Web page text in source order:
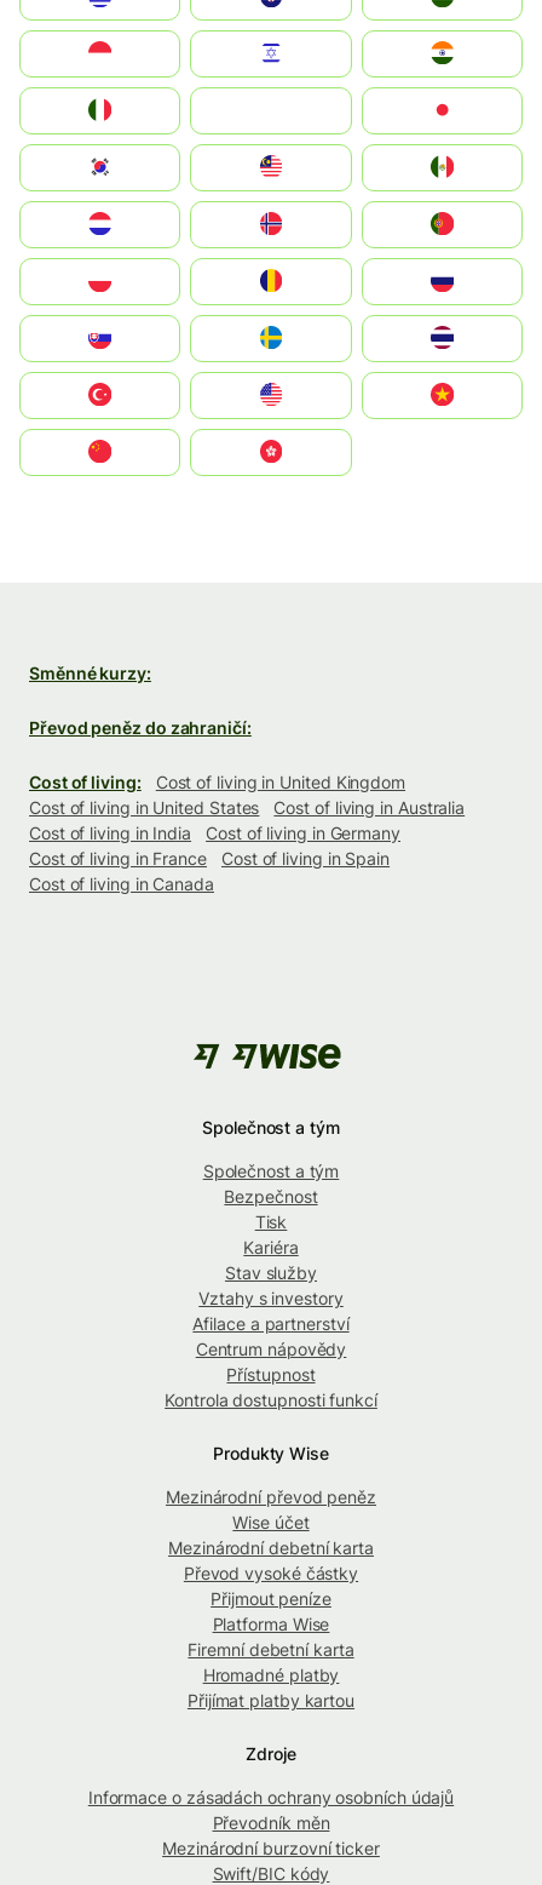
South Korea
United States
中國香港特別行政區
Směnné kurzy:
Převod peněz do zahraničí:
Cost of living:
Cost of living in United Kingdom
Cost of living in United States
Cost of living in Australia
Cost of living in India
Cost of living in Germany
Cost of living in France
Cost of living in Spain
Cost of living in Canada
Společnost a tým
Společnost a tým
Bezpečnost
Tisk
Kariéra
Stav služby
Vztahy s investory
Afilace a partnerství
Centrum nápovědy
Přístupnost
Kontrola dostupnosti funkcí
Produkty Wise
Mezinárodní převod peněz
Wise účet
Mezinárodní debetní karta
Převod vysoké částky
Přijmout peníze
Platforma Wise
Firemní debetní karta
Hromadné platby
Přijímat platby kartou
Zdroje
Informace o zásadách ochrany osobních údajů
Převodník měn
Mezinárodní burzovní ticker
Swift/BIC kódy